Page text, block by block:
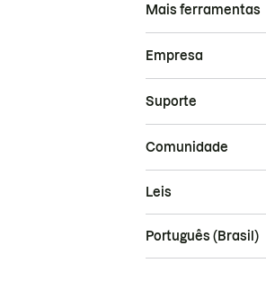
Mais ferramentas
Empresa
Suporte
Comunidade
Leis
Português (Brasil)